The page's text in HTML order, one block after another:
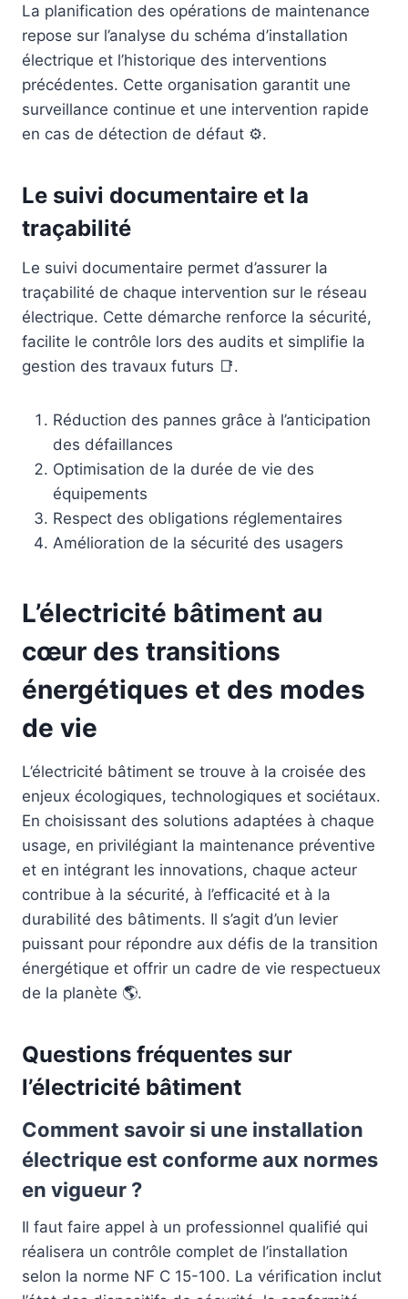
La planification des opérations de maintenance
repose sur l’analyse du schéma d’installation
électrique et l’historique des interventions
précédentes. Cette organisation garantit une
surveillance continue et une intervention rapide
en cas de détection de défaut ⚙️.
Le suivi documentaire et la
traçabilité
Le suivi documentaire permet d’assurer la
traçabilité de chaque intervention sur le réseau
électrique. Cette démarche renforce la sécurité,
facilite le contrôle lors des audits et simplifie la
gestion des travaux futurs 📑.
Réduction des pannes grâce à l’anticipation
des défaillances
Optimisation de la durée de vie des
équipements
Respect des obligations réglementaires
Amélioration de la sécurité des usagers
L’électricité bâtiment au
cœur des transitions
énergétiques et des modes
de vie
L’électricité bâtiment se trouve à la croisée des
enjeux écologiques, technologiques et sociétaux.
En choisissant des solutions adaptées à chaque
usage, en privilégiant la maintenance préventive
et en intégrant les innovations, chaque acteur
contribue à la sécurité, à l’efficacité et à la
durabilité des bâtiments. Il s’agit d’un levier
puissant pour répondre aux défis de la transition
énergétique et offrir un cadre de vie respectueux
de la planète 🌎.
Questions fréquentes sur
l’électricité bâtiment
Comment savoir si une installation
électrique est conforme aux normes
en vigueur ?
Il faut faire appel à un professionnel qualifié qui
réalisera un contrôle complet de l’installation
selon la norme NF C 15-100. La vérification inclut